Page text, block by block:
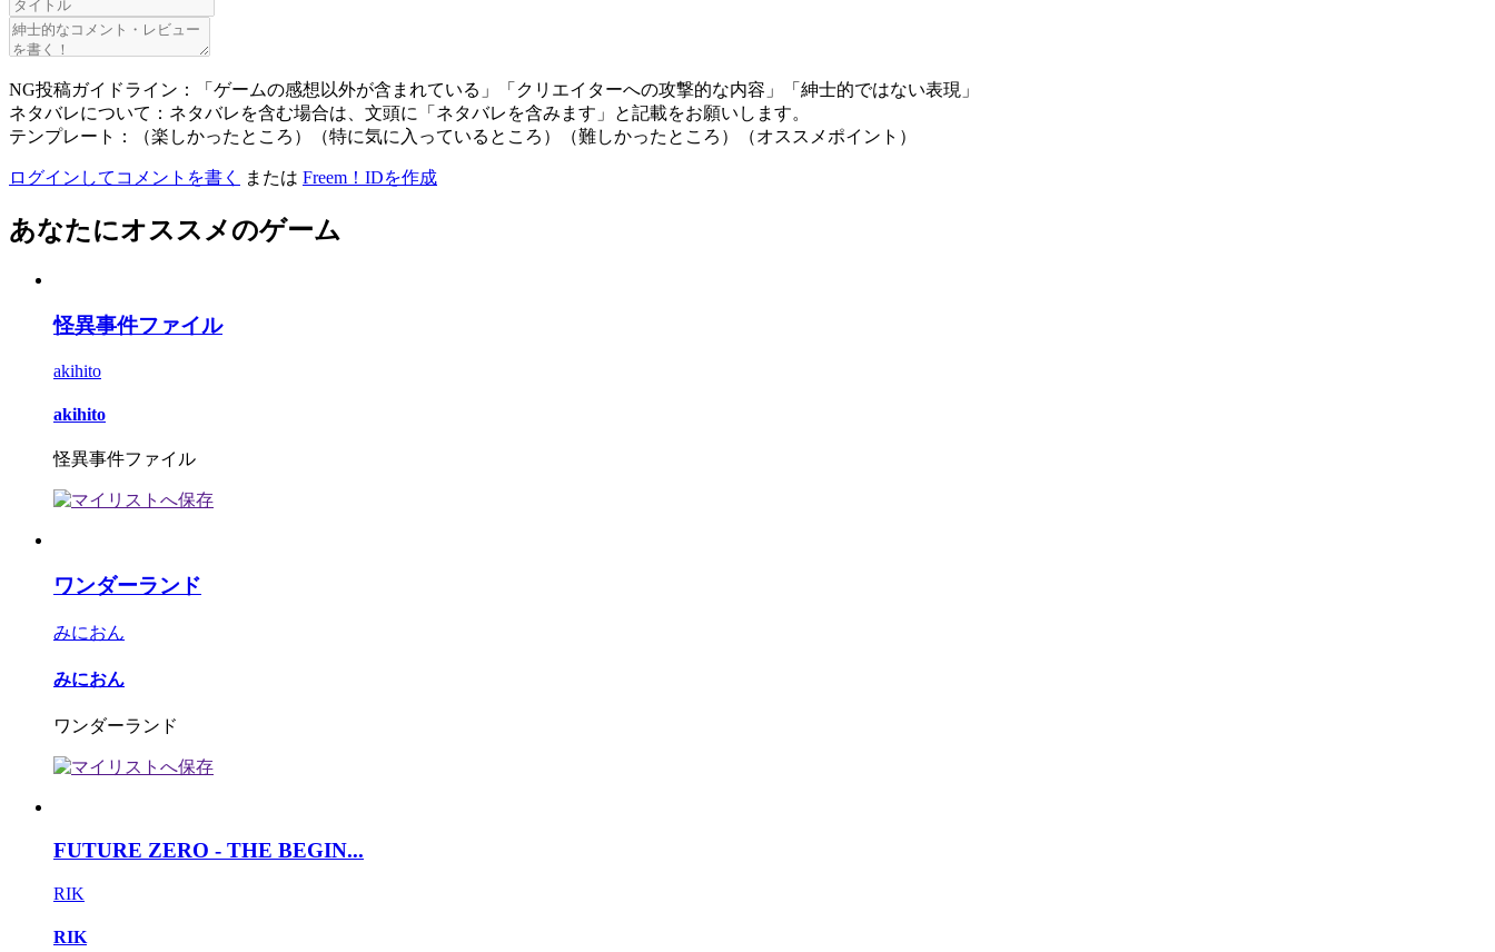
NG投稿ガイドライン：「ゲームの感想以外が含まれている」「クリエイターへの攻撃的な内容」「紳士的ではない表現」
ネタバレについて：ネタバレを含む場合は、文頭に「ネタバレを含みます」と記載をお願いします。
テンプレート：（楽しかったところ）（特に気に入っているところ）（難しかったところ）（オススメポイント）
ログインしてコメントを書く または Freem！IDを作成
あなたにオススメのゲーム
怪異事件ファイル
akihito
akihito
怪異事件ファイル
ワンダーランド
みにおん
みにおん
ワンダーランド
FUTURE ZERO - THE BEGIN...
RIK
RIK